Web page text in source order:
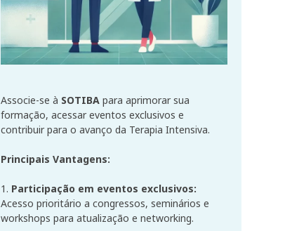
Associe-se à SOTIBA para aprimorar sua
formação, acessar eventos exclusivos e
contribuir para o avanço da Terapia Intensiva.
Principais Vantagens:
1. Participação em eventos exclusivos:
Acesso prioritário a congressos, seminários e
workshops para atualização e networking.